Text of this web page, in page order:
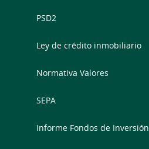
PSD2
Ley de crédito inmobiliario
Normativa Valores
SEPA
Informe Fondos de Inversión